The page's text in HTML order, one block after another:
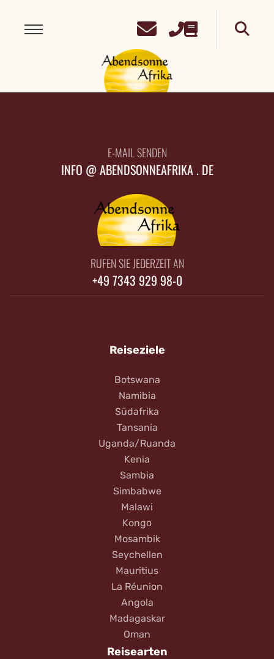
E-MAIL SENDEN
INFO @ ABENDSONNEAFRIKA . DE
RUFEN SIE JEDERZEIT AN
+49 7343 929 98-0
Reiseziele
Botswana
Namibia
Südafrika
Tansania
Uganda/Ruanda
Kenia
Sambia
Simbabwe
Malawi
Kongo
Mosambik
Seychellen
Mauritius
La Réunion
Angola
Madagaskar
Oman
Reisearten